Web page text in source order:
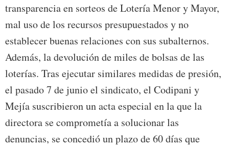
transparencia en sorteos de Lotería Menor y Mayor,
mal uso de los recursos presupuestados y no
establecer buenas relaciones con sus subalternos.
Además, la devolución de miles de bolsas de las
loterías. Tras ejecutar similares medidas de presión,
el pasado 7 de junio el sindicato, el Codipani y
Mejía suscribieron un acta especial en la que la
directora se comprometía a solucionar las
denuncias, se concedió un plazo de 60 días que